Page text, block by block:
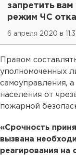
запретить вам
режим ЧС
6 апреля 2020 в 11:31
Правом
уполномоченных
самоуправления,
населения от
пожарной
«Срочность
вызвана
реагирования на